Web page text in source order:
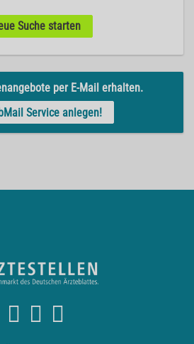
Suche starten
per E-Mail erhalten.
Service anlegen!